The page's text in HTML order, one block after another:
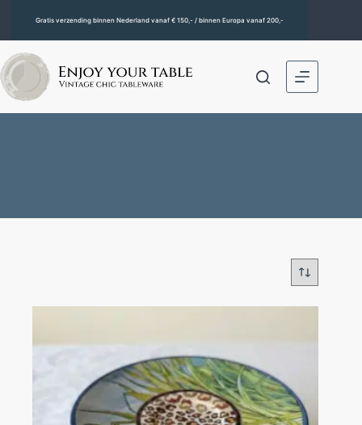
Gratis verzending binnen Nederland vanaf € 150,- / binnen Europa vanaf 200,-